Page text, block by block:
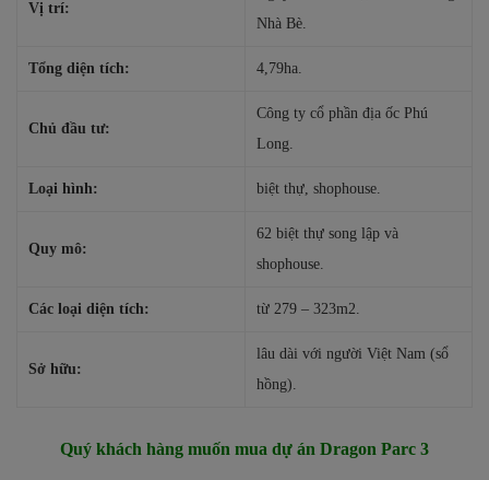
Vị trí:
Nhà Bè.
Tổng diện tích: 4,79ha.
Chủ đầu tư:
Công ty cổ phần địa ốc Phú
Long.
Loại hình: biệt thự, shophouse.
Quy mô:
62 biệt thự song lập và
shophouse.
Các loại diện tích: từ 279 – 323m2.
Sở hữu:
lâu dài với người Việt Nam (sổ
hồng).
Quý khách hàng muốn mua dự án Dragon Parc 3